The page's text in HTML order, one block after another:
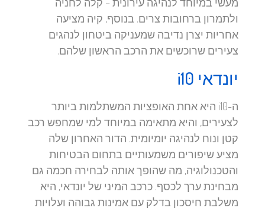
ולתמרון ברחובות צרים. בנוסף, קיה מציעה
אחריות יצרן נדיבה שמעניקה ביטחון לנהגים
צעירים שרוכשים את הרכב הראשון שלהם.
יונדאי i10
ה-i10 היא אחת האופציות המשתלמות ביותר
לצעירים, והיא מתאימה במיוחד למי שמחפש רכב
קטן ונוח לנהיגה יומיומית. הדור האחרון שלה
מציע שיפורים משמעותיים בתחום הבטיחות
והטכנולוגיה, מה שהופך אותה לבחירה חכמה גם
מבחינת ערך לכסף. כרכב המיני של יונדאי, היא
משלבת חיסכון בדלק עם אמינות גבוהה ועלויות